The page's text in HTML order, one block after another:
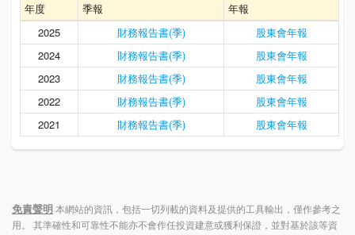
年度 季報
年報
2025
財務報告書(季)
股東會年報
2024
財務報告書(季)
股東會年報
2023
財務報告書(季)
股東會年報
2022
財務報告書(季)
股東會年報
2021
財務報告書(季) 股東會年報
免責聲明本網站的資訊，包括一切列載的資料及提供的工具輸出，僅作參考之
用。 其準確性和可靠性不能亦不會作任投資建意或獲利保證，並對基於該等資